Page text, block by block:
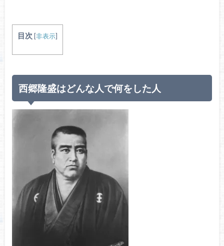
目次 [非表示]
西郷隆盛はどんな人で何をした人